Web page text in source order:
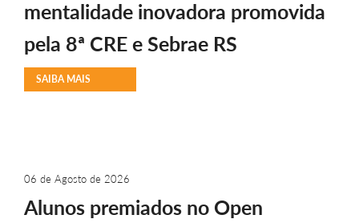
mentalidade inovadora promovida
pela 8ª CRE e Sebrae RS
SAIBA MAIS
06 de Agosto de 2026
Alunos premiados no Open